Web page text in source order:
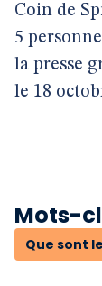
Coin de
5
la presse
le 18
Mots-
Que sont